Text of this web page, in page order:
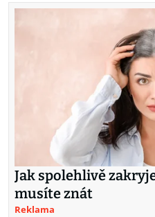
Jak spolehlivě
musíte znát
Reklama